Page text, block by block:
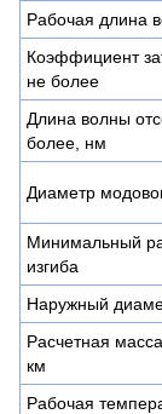
Рабочая длина
Коэффициент
не более
Длина волны
более, нм
Диаметр
Минимальный
изгиба
Наружный
Расчетная
км
Рабочая